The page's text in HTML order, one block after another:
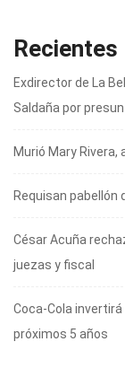
Recientes
Exdirector de La
Saldaña por
Murió Mary Rivera,
Requisan pabellón
César Acuña
juezas y fiscal
Coca-Cola
próximos 5 años